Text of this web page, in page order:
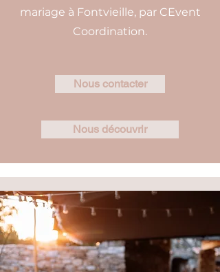
mariage à Fontvieille, par CEvent
Coordination.
Nous contacter
Nous découvrir